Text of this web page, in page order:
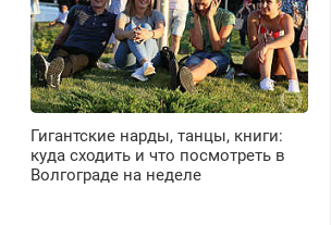
Гигантские нарды, танцы, книги:
куда сходить и что посмотреть в
Волгограде на неделе